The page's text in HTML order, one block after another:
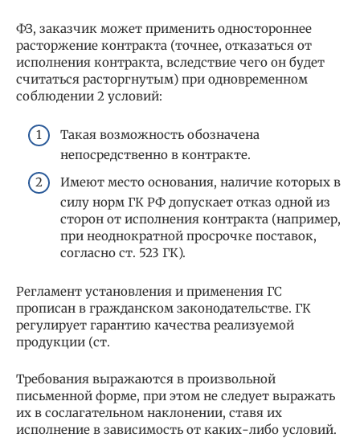
ФЗ, заказчик может применить одностороннее
расторжение контракта (точнее, отказаться от
исполнения контракта, вследствие чего он будет
считаться расторгнутым) при одновременном
соблюдении 2 условий:
Такая возможность обозначена
непосредственно в контракте.
Имеют место основания, наличие которых в
силу норм ГК РФ допускает отказ одной из
сторон от исполнения контракта (например,
при неоднократной просрочке поставок,
согласно ст. 523 ГК).
Регламент установления и применения ГС
прописан в гражданском законодательстве. ГК
регулирует гарантию качества реализуемой
продукции (ст.
Требования выражаются в произвольной
письменной форме, при этом не следует выражать
их в сослагательном наклонении, ставя их
исполнение в зависимость от каких-либо условий.